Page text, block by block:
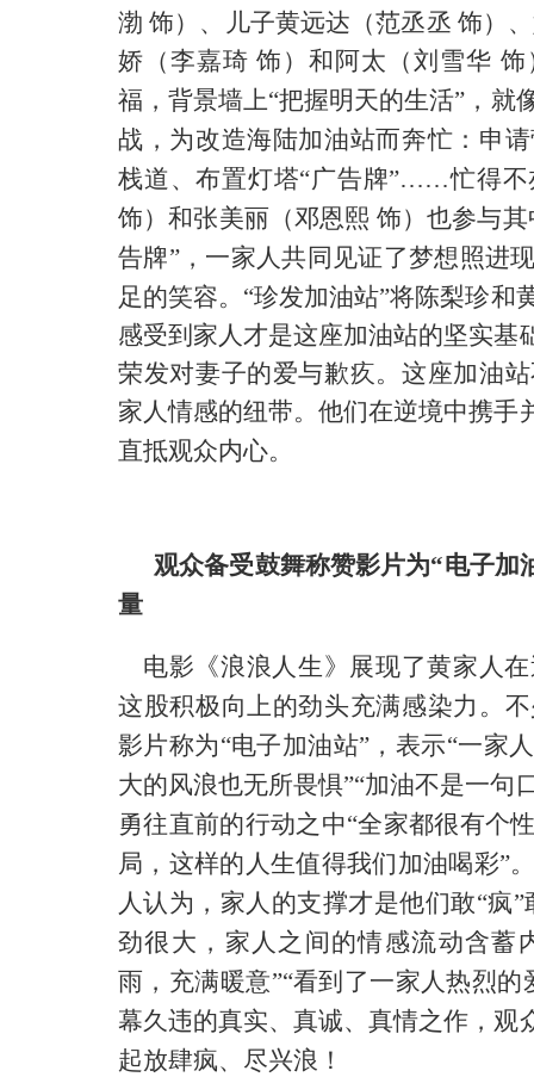
渤 饰）、儿子黄远达（范丞丞 饰）
娇（李嘉琦 饰）和阿太（刘雪华 饰
福，背景墙上“把握明天的生活” ，就
战，为改造海陆加油站而奔忙： 申
栈道、布置灯塔“广告牌”……忙得
饰）和张美丽（邓恩熙 饰）也参与其
告牌”，一家人共同 见证了梦想照进
足的笑容。 “珍发加油站”将陈梨珍和
感受到家人才是这座加油站的坚实基
荣发对妻子的爱与歉疚。这座加油
家人情感的纽带。他们在逆境中携手
直抵观众内心。
观众备受鼓舞称赞影片为“电子加
量
电影《浪浪人生》 展现了黄家人
这股积极向上的劲头充满感染力。
影片称为“电子加油站”，表示“一家
大的风浪也无所畏惧”“加油不是一句
勇往直前的行动之中“全家都很有个
局，这样的人生值得我们加油喝彩”
人认为，家人的支撑才是他们敢“疯
劲很大，家人之间的情感流动含蓄
雨，充满暖意”“看到了一家人热烈
幕久违的真实、真诚、真情之作，观
起放肆疯、尽兴浪！